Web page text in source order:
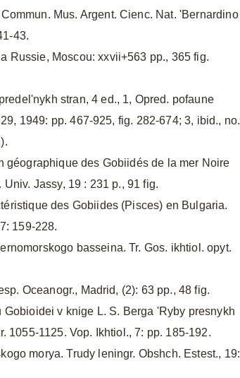
Mus. Argent. Cienc. Nat. 'Bernardino
43.
Russie, Moscou: xxvii+563 pp., 365 fig.
stran, 4 ed., 1, Opred. pofaune
1949: pp. 467-925, fig. 282-674; 3, ibid., no.
géographique des Gobiidés de la mer Noire
Jassy, 19 : 231 p., 91 fig.
des Gobiides (Pisces) en Bulgaria.
159-228.
basseina. Tr. Gos. ikhtiol. opyt.
Oceanogr., Madrid, (2): 63 pp., 48 fig.
v knige L. S. Berga 'Ryby presnykh
1055-1125. Vop. Ikhtiol., 7: pp. 185-192.
morya. Trudy leningr. Obshch. Estest., 19: